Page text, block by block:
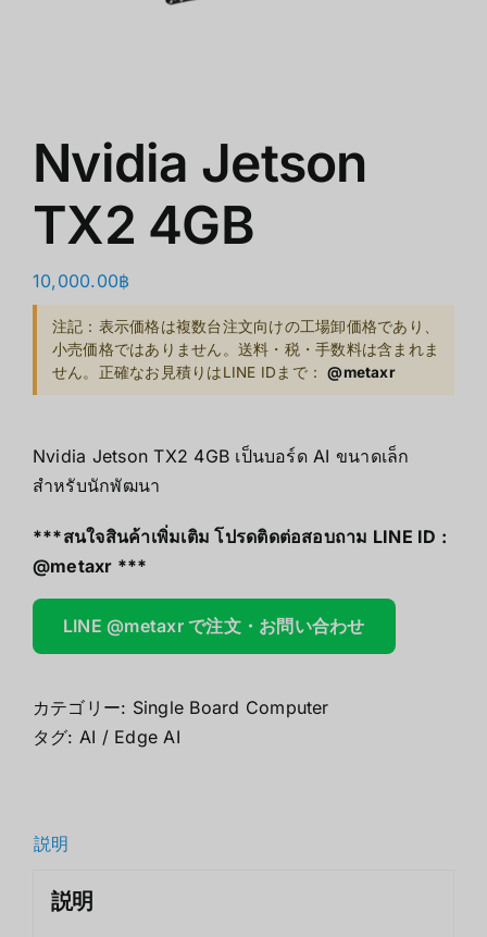
Nvidia Jetson
TX2 4GB
10,000.00฿
注記：表示価格は複数台注文向けの工場卸価格であり、
小売価格ではありません。送料・税・手数料は含まれま
せん。正確なお見積りはLINE IDまで：@metaxr
Nvidia Jetson TX2 4GB เป็นบอร์ด AI ขนาดเล็ก
สำหรับนักพัฒนา
***สนใจสินค้าเพิ่มเติม โปรดติดต่อสอบถาม LINE ID :
@metaxr ***
LINE @metaxr で注文・お問い合わせ
カテゴリー: Single Board Computer
タグ: AI / Edge AI
説明
説明